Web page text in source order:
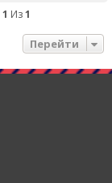
1 Из1
Перейти